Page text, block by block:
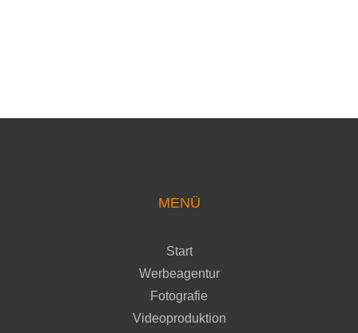
MENÜ
Start
Werbeagentur
Fotografie
Videoproduktion